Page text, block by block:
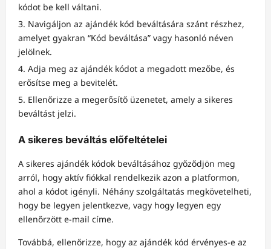
kódot be kell váltani.
Navigáljon az ajándék kód beváltására szánt részhez,
amelyet gyakran “Kód beváltása” vagy hasonló néven
jelölnek.
Adja meg az ajándék kódot a megadott mezőbe, és
erősítse meg a bevitelét.
Ellenőrizze a megerősítő üzenetet, amely a sikeres
beváltást jelzi.
A sikeres beváltás előfeltételei
A sikeres ajándék kódok beváltásához győződjön meg
arról, hogy aktív fiókkal rendelkezik azon a platformon,
ahol a kódot igényli. Néhány szolgáltatás megkövetelheti,
hogy be legyen jelentkezve, vagy hogy legyen egy
ellenőrzött e-mail címe.
Továbbá, ellenőrizze, hogy az ajándék kód érvényes-e az